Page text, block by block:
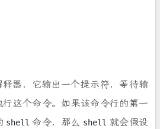
释器，它输出一个提示符，等待输
这个命令。如果该命令行的第一
shell 命令，那么 shell 就会假设